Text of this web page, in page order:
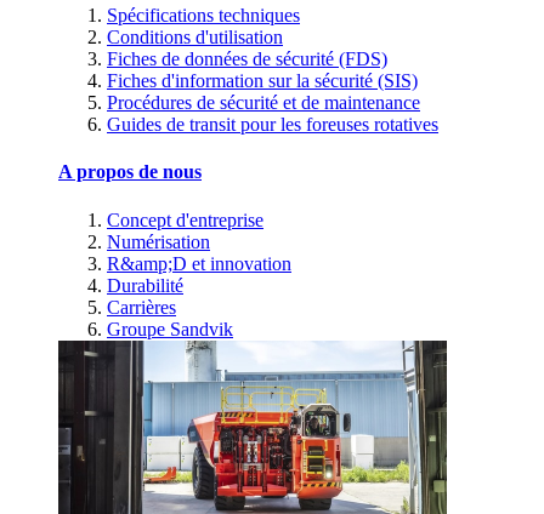
Spécifications techniques
Conditions d'utilisation
Fiches de données de sécurité (FDS)
Fiches d'information sur la sécurité (SIS)
Procédures de sécurité et de maintenance
Guides de transit pour les foreuses rotatives
A propos de nous
Concept d'entreprise
Numérisation
R&amp;D et innovation
Durabilité
Carrières
Groupe Sandvik